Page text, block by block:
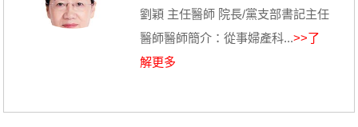
劉穎 主任醫師 院長/黨支部書記主任
醫師醫師簡介：從事婦產科...>>了
解更多